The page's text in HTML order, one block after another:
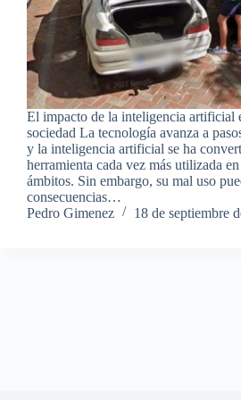
El impacto de la inteligencia artificial
sociedad La tecnología avanza a
y la inteligencia artificial se ha
herramienta cada vez más utilizada
ámbitos. Sin embargo, su mal uso
consecuencias…
Pedro Gimenez
18 de septiembre